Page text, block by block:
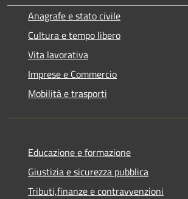
Anagrafe e stato civile
Cultura e tempo libero
Vita lavorativa
Imprese e Commercio
Mobilità e trasporti
Educazione e formazione
Giustizia e sicurezza pubblica
Tributi,finanze e contravvenzioni